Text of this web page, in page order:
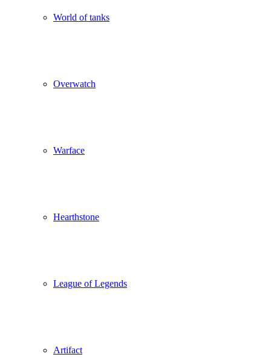
World of tanks
Overwatch
Warface
Hearthstone
League of Legends
Artifact